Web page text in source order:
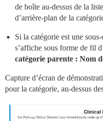
de boîte au-dessus de la
d’arrière-plan de la
Si la catégorie est une
s’affiche sous forme de fil
catégorie parente : Nom
Capture d’écran de
pour la catégorie, au-dessus